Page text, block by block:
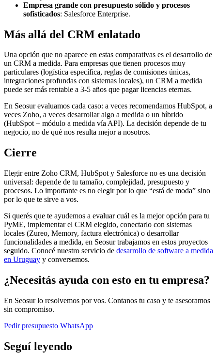
Empresa grande con presupuesto sólido y procesos
sofisticados: Salesforce Enterprise.
Más allá del CRM enlatado
Una opción que no aparece en estas comparativas es el desarrollo de
un CRM a medida. Para empresas que tienen procesos muy
particulares (logística específica, reglas de comisiones únicas,
integraciones profundas con sistemas locales), un CRM a medida
puede ser más rentable a 3-5 años que pagar licencias eternas.
En Seosur evaluamos cada caso: a veces recomendamos HubSpot, a
veces Zoho, a veces desarrollar algo a medida o un híbrido
(HubSpot + módulo a medida vía API). La decisión depende de tu
negocio, no de qué nos resulta mejor a nosotros.
Cierre
Elegir entre Zoho CRM, HubSpot y Salesforce no es una decisión
universal: depende de tu tamaño, complejidad, presupuesto y
procesos. Lo importante es no elegir por lo que “está de moda” sino
por lo que te sirve a vos.
Si querés que te ayudemos a evaluar cuál es la mejor opción para tu
PyME, implementar el CRM elegido, conectarlo con sistemas
locales (Zureo, Memory, factura electrónica) o desarrollar
funcionalidades a medida, en Seosur trabajamos en estos proyectos
seguido. Conocé nuestro servicio de desarrollo de software a medida
en Uruguay y conversemos.
¿Necesitás ayuda con esto en tu empresa?
En Seosur lo resolvemos por vos. Contanos tu caso y te asesoramos
sin compromiso.
Pedir presupuesto WhatsApp
Seguí leyendo